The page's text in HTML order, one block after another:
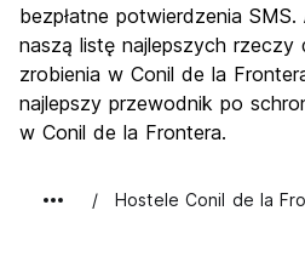
bezpłatne potwierdzenia
naszą listę najlepszych rzeczy
zrobienia w Conil de la
najlepszy przewodnik po
w Conil de la Frontera.
Hostele Conil de la